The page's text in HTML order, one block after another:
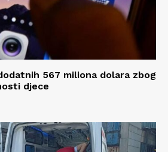
567 miliona dolara zbog
djece